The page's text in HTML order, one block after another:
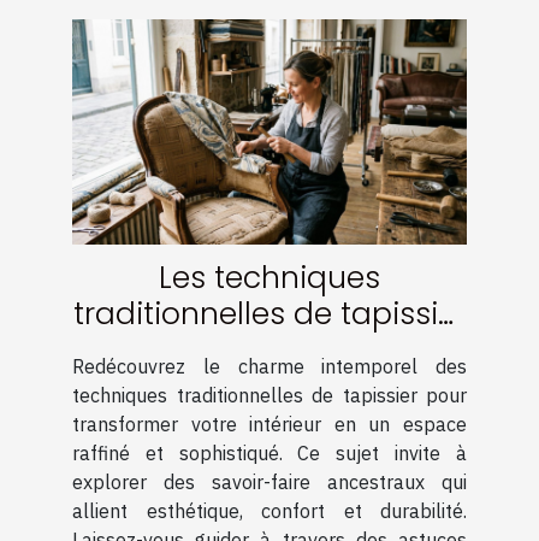
Les techniques
traditionnelles de tapissier
pour un intérieur élégant
Redécouvrez le charme intemporel des
techniques traditionnelles de tapissier pour
transformer votre intérieur en un espace
raffiné et sophistiqué. Ce sujet invite à
explorer des savoir-faire ancestraux qui
allient esthétique, confort et durabilité.